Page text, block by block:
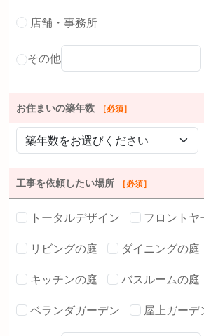
店舗・事務所
その他
お住まいの築年数 ［必須］
工事を依頼したい場所 ［必須］
トータルデザイン
フロントヤ
リビングの庭
ダイニングの庭
キッチンの庭
バスルームの庭
ベランダガーデン
屋上ガーデ